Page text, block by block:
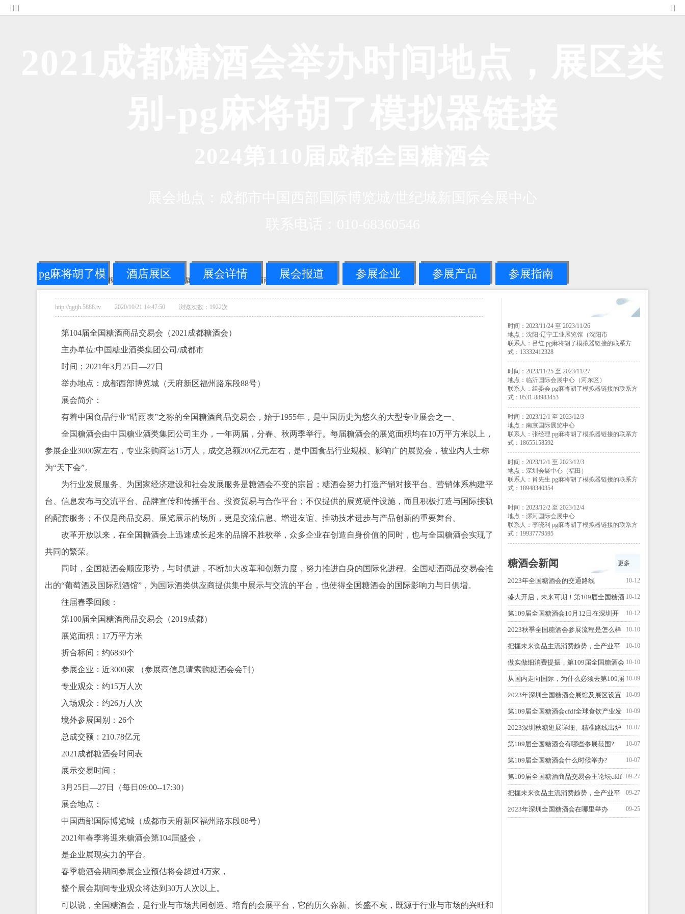
pg麻将胡了模
拟器链接
酒店展区 展会详情 展会报道 参展企业 参展产品 参展指南
您的位置： pg麻将胡了模拟器链接-->2024第110届成都全国糖酒会参展指南 -->正文
http://qgtjh.5888.tv 2020/10/21 14:47:50 浏览次数：1922次
第104届全国糖酒商品交易会（2021成都糖酒会）
主办单位:中国糖业酒类集团公司/成都市
时间：2021年3月25日—27日
举办地点：成都西部博览城（天府新区福州路东段88号）
展会简介：
有着中国食品行业“晴雨表”之称的全国糖酒商品交易会，始于1955年，是中国历史为悠久的大型专业展会之一。
全国糖酒会由中国糖业酒类集团公司主办，一年两届，分春、秋两季举行。每届糖酒会的展览面积均在10万平方米以上，
参展企业3000家左右，专业采购商达15万人，成交总额200亿元左右，是中国食品行业规模、影响广的展览会，被业内人士称
为“天下会”。
为行业发展服务、为国家经济建设和社会发展服务是糖酒会不变的宗旨；糖酒会努力打造产销对接平台、营销体系构建平
台、信息发布与交流平台、品牌宣传和传播平台、投资贸易与合作平台；不仅提供的展览硬件设施，而且积极打造与国际接轨
的配套服务；不仅是商品交易、展览展示的场所，更是交流信息、增进友谊、推动技术进步与产品创新的重要舞台。
改革开放以来，在全国糖酒会上迅速成长起来的品牌不胜枚举，众多企业在创造自身价值的同时，也与全国糖酒会实现了
共同的繁荣。
同时，全国糖酒会顺应形势，与时俱进，不断加大改革和创新力度，努力推进自身的国际化进程。全国糖酒商品交易会推
出的“葡萄酒及国际烈酒馆”，为国际酒类供应商提供集中展示与交流的平台，也使得全国糖酒会的国际影响力与日俱增。
往届春季回顾：
第100届全国糖酒商品交易会（2019成都）
展览面积：17万平方米
折合标间：约6830个
参展企业：近3000家 （参展商信息请索购糖酒会会刊）
专业观众：约15万人次
入场观众：约26万人次
境外参展国别：26个
总成交额：210.78亿元
2021成都糖酒会时间表
展示交易时间：
3月25日—27日（每日09:00--17:30）
展会地点：
中国西部国际博览城（成都市天府新区福州路东段88号）
2021年春季将迎来糖酒会第104届盛会，
是企业展现实力的平台。
春季糖酒会期间参展企业预估将会超过4万家，
整个展会期间专业观众将达到30万人次以上。
可以说，全国糖酒会，是行业与市场共同创造、培育的会展平台，它的历久弥新、长盛不衰，既源于行业与市场的兴旺和
时间：2023/11/24 至 2023/11/26
地点：沈阳·辽宁工业展览馆（沈阳市
联系人：吕红 pg麻将胡了模拟器链接的联系方
式：13332412328
时间：2023/11/25 至 2023/11/27
地点：临沂国际会展中心（河东区）
联系人：组委会 pg麻将胡了模拟器链接的联系方
式：0531-88983453
时间：2023/12/1 至 2023/12/3
地点：南京国际展览中心
联系人：张经理 pg麻将胡了模拟器链接的联系方
式：18655158592
时间：2023/12/1 至 2023/12/3
地点：深圳会展中心（福田）
联系人：肖先生 pg麻将胡了模拟器链接的联系方
式：18948340354
时间：2023/12/2 至 2023/12/4
地点：漯河国际会展中心
联系人：李晓利 pg麻将胡了模拟器链接的联系方
式：19937779595
糖酒会新闻 更多
10-12
2023年全国糖酒会的交通路线
10-12
盛大开启，未来可期！第109届全国糖酒
会，惊喜升级！ 10-12
第109届全国糖酒会10月12日在深圳开
幕！ 10-10
2023秋季全国糖酒会参展流程是怎么样
的？ 10-10
把握未来食品主流消费趋势，全产业平
台赋能实现多方共赢 10-10
做实做细消费提振，第109届全国糖酒会
积极推进“以展兴业” 10-09
从国内走向国际，为什么必须去第109届
全国糖酒会？ 10-09
2023年深圳全国糖酒会展馆及展区设置
10-09
第109届全国糖酒会cfdf全球食饮产业发
展峰会 10-07
2023深圳秋糖逛展详细、精准路线出炉
啦！ 10-07
第109届全国糖酒会有哪些参展范围?
10-07
第109届全国糖酒会什么时候举办?
09-27
第109届全国糖酒商品交易会主论坛cfdf
全球食饮产业发展峰会 09-27
把握未来食品主流消费趋势，全产业平
台赋能实现多方共赢 09-25
2023年深圳全国糖酒会在哪里举办